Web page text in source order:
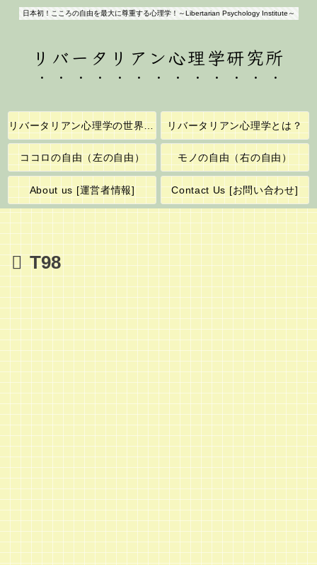
日本初！こころの自由を最大に尊重する心理学！～Libertarian Psychology Institute～
リバータリアン心理学研究所
リバータリアン心理学の世界へようこそ！ リバータリアン心理学とは？
ココロの自由（左の自由） モノの自由（右の自由）
About us [運営者情報] Contact Us [お問い合わせ]
T98